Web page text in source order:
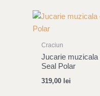
Craciun
Jucarie muzicala
Seal Polar
319,00 lei